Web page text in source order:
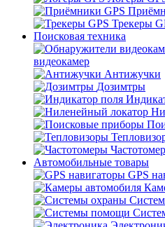
Трекеры
Поисковая техника
видеокамер
Антижучки
Дозимтры
Автомобильные товары
GPS